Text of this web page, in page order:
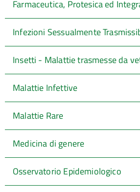
Farmaceutica, Protesica ed
Infezioni Sessualmente
Insetti - Malattie trasmesse da
Malattie Infettive
Malattie Rare
Medicina di genere
Osservatorio Epidemiologico